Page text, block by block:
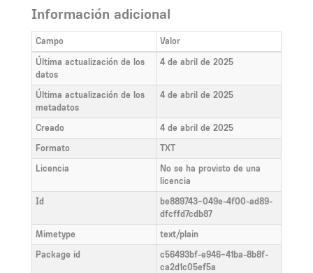
Información adicional
Campo
Valor
Última actualización de los
datos
4 de abril de 2025
Última actualización de los
metadatos
4 de abril de 2025
Creado
4 de abril de 2025
Formato
TXT
Licencia
No se ha provisto de una
licencia
Id
be889743-049e-4f00-ad89-
dfcffd7cdb87
Mimetype
text/plain
Package id
c56493bf-e946-41ba-8b8f-
ca2d1c05ef5a